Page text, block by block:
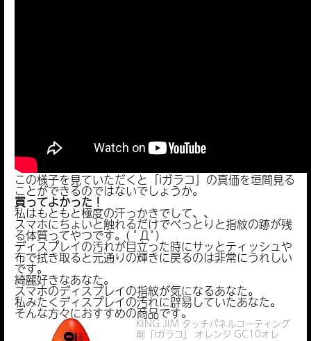
この様子を見ていただくと「iガラコ」の真価を垣間見る
ことができるのではないでしょうか。
買ってよかった！
私はもともと極度の汗っかきでして、、
スマホにちょいと触れるだけでべっとりと指紋の跡が残
る体質ってやつです。( ﾟДﾟ)
ディスプレイの汚れが目立った時にサッとティッシュや
布で拭き取ると元通りの輝きに戻るのは非常にうれしい
です。
綺麗好きなあなた。
スマホのディスプレイの指紋が気になるあなた。
私みたくディスプレイの汚れに辟易していたあなた。
そんな方々におすすめの商品です。
KING JIM タッチパネルコーティング
剤「iガラコ」 オレンジ GC10オレ